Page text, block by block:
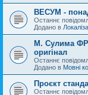
ВЕСУМ -
Останнє
Додано в
М. Сулима
оригінал
Останнє
Додано в Мовні
Проєкт
Останнє